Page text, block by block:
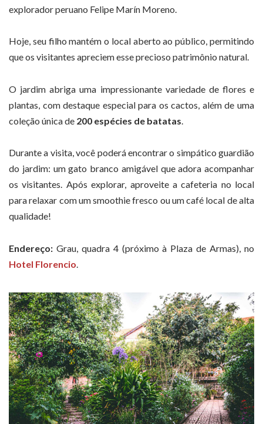
explorador peruano Felipe Marín Moreno.
Hoje, seu filho mantém o local aberto ao público, permitindo
que os visitantes apreciem esse precioso patrimônio natural.
O jardim abriga uma impressionante variedade de flores e
plantas, com destaque especial para os cactos, além de uma
coleção única de 200 espécies de batatas.
Durante a visita, você poderá encontrar o simpático guardião
do jardim: um gato branco amigável que adora acompanhar
os visitantes. Após explorar, aproveite a cafeteria no local
para relaxar com um smoothie fresco ou um café local de alta
qualidade!
Endereço: Grau, quadra 4 (próximo à Plaza de Armas), no
Hotel Florencio